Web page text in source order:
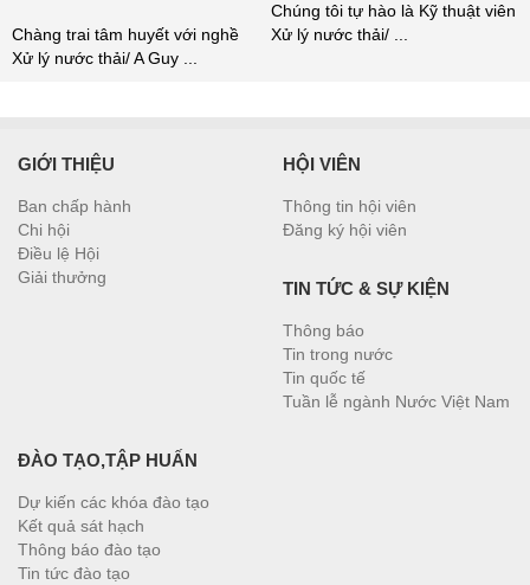
Chàng trai tâm huyết với nghề
Xử lý nước thải/ A Guy ...
Chúng tôi tự hào là Kỹ thuật viên
Xử lý nước thải/ ...
GIỚI THIỆU
Ban chấp hành
Chi hội
Điều lệ Hội
Giải thưởng
HỘI VIÊN
Thông tin hội viên
Đăng ký hội viên
TIN TỨC & SỰ KIỆN
Thông báo
Tin trong nước
Tin quốc tế
Tuần lễ ngành Nước Việt Nam
ĐÀO TẠO,TẬP HUẤN
Dự kiến các khóa đào tạo
Kết quả sát hạch
Thông báo đào tạo
Tin tức đào tạo